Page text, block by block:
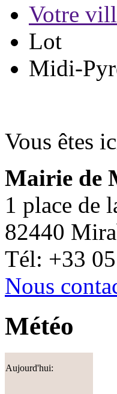
Votre
Lot
Midi-
Vous êtes
Mairie de
1 place de
82440
Tél: +33
Nous
Météo
Aujourd'hui: